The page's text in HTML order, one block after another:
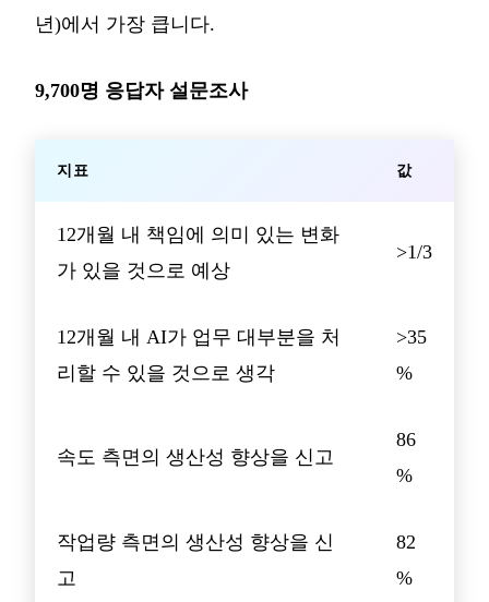
년)에서 가장 큽니다.
9,700명 응답자 설문조사
지표 값
12개월 내 책임에 의미 있는 변화
가 있을 것으로 예상
>1/3
12개월 내 AI가 업무 대부분을 처
리할 수 있을 것으로 생각
>35
%
속도 측면의 생산성 향상을 신고
86
%
작업량 측면의 생산성 향상을 신
고
82
%